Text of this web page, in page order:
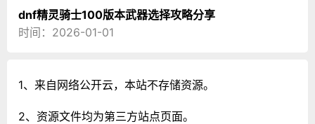
dnf精灵骑士100版本武器选择攻略分享
时间：2026-01-01
1、来自网络公开云，本站不存储资源。
2、资源文件均为第三方站点页面。